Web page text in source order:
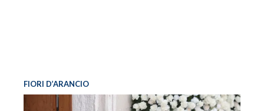
FIORI D’ARANCIO